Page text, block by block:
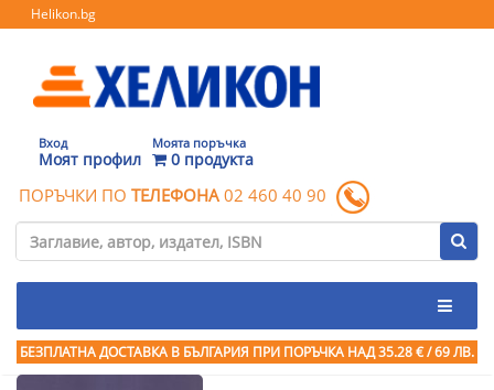
Helikon.bg
Вход
Моят профил
Моята поръчка
0 продукта
ПОРЪЧКИ ПО ТЕЛЕФОНА 02 460 40 90
БЕЗПЛАТНА ДОСТАВКА В БЪЛГАРИЯ ПРИ ПОРЪЧКА НАД 35.28 € / 69 ЛВ.